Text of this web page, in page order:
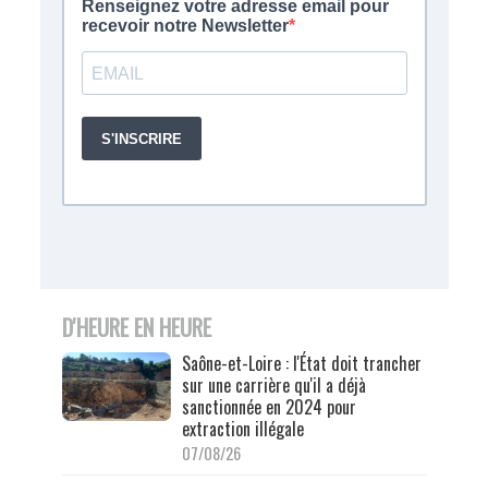
D'HEURE EN HEURE
Saône-et-Loire : l'État doit trancher
sur une carrière qu'il a déjà
sanctionnée en 2024 pour
extraction illégale
07/08/26